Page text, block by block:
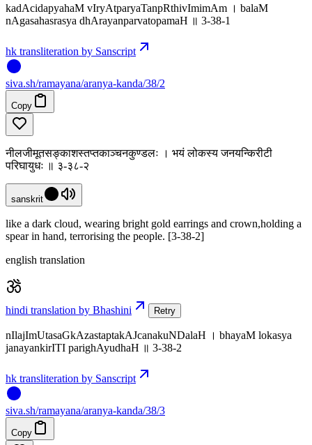
kadAcidapyahaM vIryAtparyaTanpRthivImimAm । balaM
nAgasahasrasya dhArayanparvatopamaH ॥ 3-38-1
hk transliteration by Sanscript
siva.sh/ramayana/aranya-kanda/38/2
Copy
नीलजीमूतसङ्काशस्तप्तकाञ्चनकुण्डलः । भयं लोकस्य जनयन्किरीटी
परिघायुधः ॥ ३-३८-२
sanskrit
like a dark cloud, wearing bright gold earrings and crown,holding a
spear in hand, terrorising the people. [3-38-2]
english translation
hindi translation by Bhashini Retry
nIlajImUtasaGkAzastaptakAJcanakuNDalaH । bhayaM lokasya
janayankirITI parighAyudhaH ॥ 3-38-2
hk transliteration by Sanscript
siva.sh/ramayana/aranya-kanda/38/3
Copy